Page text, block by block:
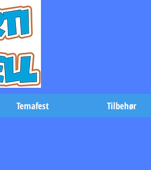
Temafest Tilbehør